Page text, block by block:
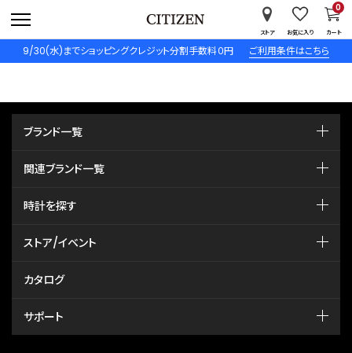
9/30(水)までショッピングクレジット分割手数料０円 ご利用条件はこちら
ストア お気に入り カート
0
ブランド一覧
関連ブランド一覧
時計を探す
ストア/イベント
カタログ
サポート